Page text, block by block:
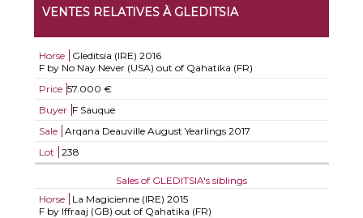
VENTES RELATIVES À GLEDITSIA
Horse Gleditsia (IRE) 2016
F by No Nay Never (USA) out of Qahatika (FR)
Price 57.000 €
Buyer F Sauque
Sale
Arqana Deauville August Yearlings 2017
Lot
238
Sales of GLEDITSIA's siblings
Horse
La Magicienne (IRE) 2015
F by Iffraaj (GB) out of Qahatika (FR)